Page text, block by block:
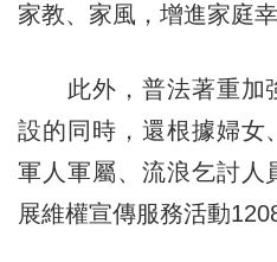
家教、家風，增進家庭
此外，普法著重加
設的同時，還根據婦女
軍人軍屬、流浪乞討人
展維權宣傳服務活動